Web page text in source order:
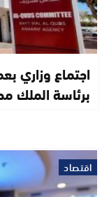
اجتماع وزاري
برئاسة الملك
اقتصاد